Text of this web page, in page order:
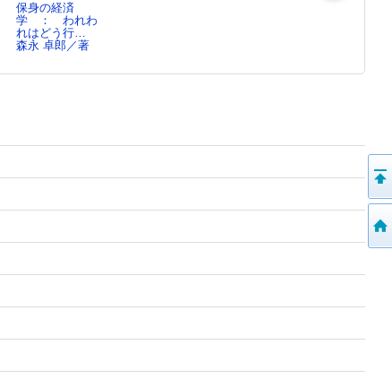
保身の経済
学 ： われわ
れはどう行…
森永 卓郎／著